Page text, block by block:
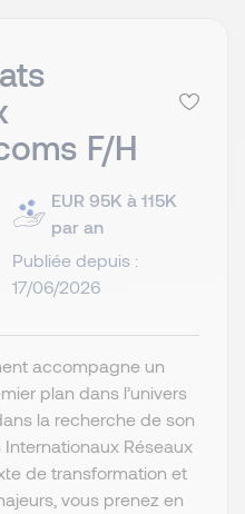
F/H
EUR 95K à 115K
par an
Publiée depuis :
17/06/2026
accompagne un
plan dans l’univers
la recherche de son
Réseaux
de transformation et
vous prenez en